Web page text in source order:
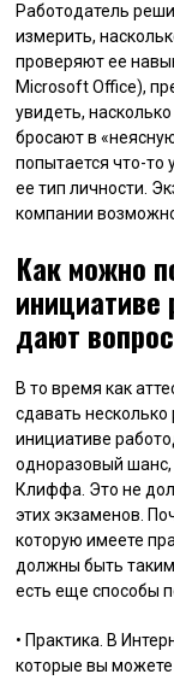
Работодатель
измерить,
проверяют ее
Microsoft Office),
увидеть,
бросают в
попытается что-то
ее тип личности.
компании
Как можно
инициативе
дают
В то время как
сдавать
инициативе
одноразовый шанс,
Клиффа. Это не
этих экзаменов.
которую имеете
должны быть
есть еще способы
• Практика. В
которые вы можете